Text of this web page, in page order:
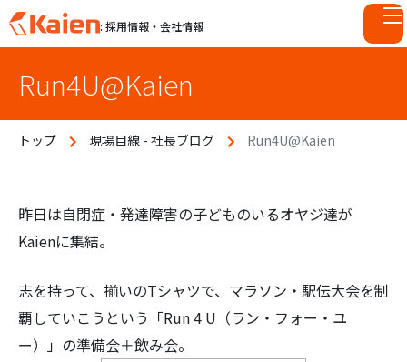
p
: 採用情報・会社情報
Run4U@Kaien
トップ 現場目線 - 社長ブログ Run4U@Kaien
昨日は自閉症・発達障害の子どものいるオヤジ達が
Kaienに集結。
志を持って、揃いのTシャツで、マラソン・駅伝大会を制
覇していこうという「Run 4 U（ラン・フォー・ユ
ー）」の準備会＋飲み会。